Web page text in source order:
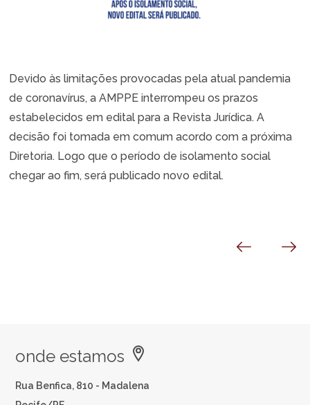
Devido às limitações provocadas pela atual pandemia
de coronavírus, a AMPPE interrompeu os prazos
estabelecidos em edital para a Revista Jurídica. A
decisão foi tomada em comum acordo com a próxima
Diretoria. Logo que o período de isolamento social
chegar ao fim, será publicado novo edital.
onde estamos
Rua Benfica, 810 - Madalena